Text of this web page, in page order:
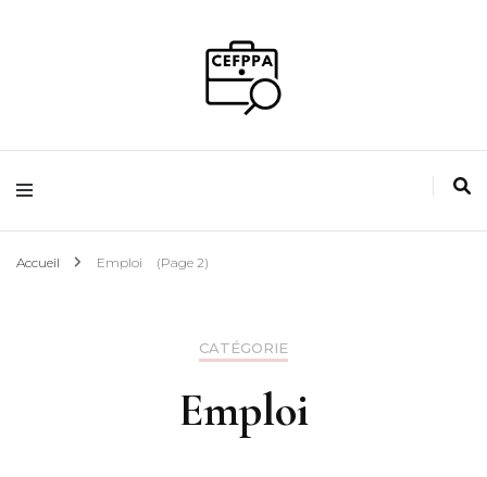
Magazine de
l'emploi
Accueil Emploi (Page 2)
CATÉGORIE
Emploi